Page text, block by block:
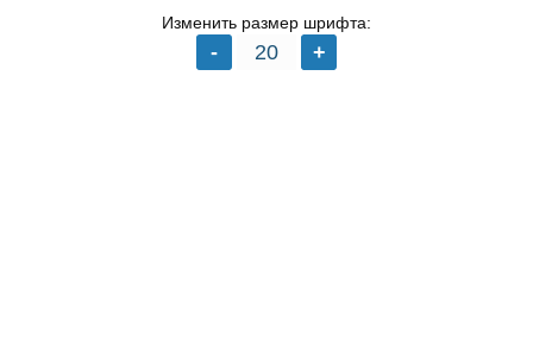
Изменить размер шрифта: